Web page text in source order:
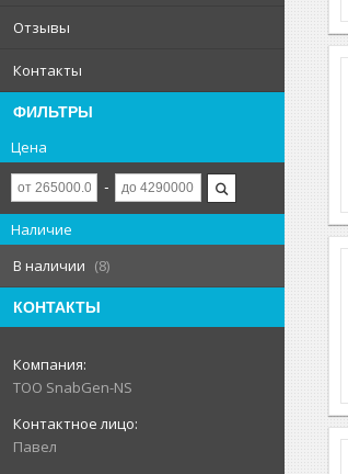
Отзывы
Контакты
ФИЛЬТРЫ
Цена
Наличие
В наличии
8
КОНТАКТЫ
ТОО SnabGen-NS
Павел